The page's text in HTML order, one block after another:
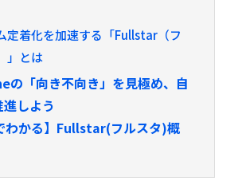
定着化を加速する「Fullstar（フ
」とは
「向き不向き」を見極め、自
しよう
わかる】Fullstar(フルスタ)概